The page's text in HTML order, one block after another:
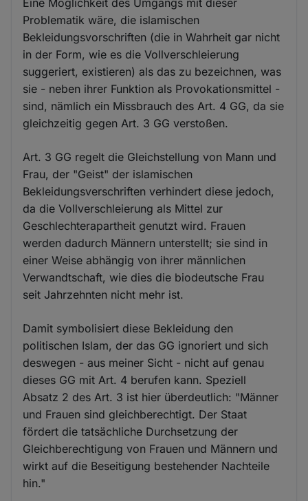
Eine Möglichkeit des Umgangs mit dieser
Problematik wäre, die islamischen
Bekleidungsvorschriften (die in Wahrheit gar nicht
in der Form, wie es die Vollverschleierung
suggeriert, existieren) als das zu bezeichnen, was
sie - neben ihrer Funktion als Provokationsmittel -
sind, nämlich ein Missbrauch des Art. 4 GG, da sie
gleichzeitig gegen Art. 3 GG verstoßen.
Art. 3 GG regelt die Gleichstellung von Mann und
Frau, der "Geist" der islamischen
Bekleidungsverschriften verhindert diese jedoch,
da die Vollverschleierung als Mittel zur
Geschlechterapartheit genutzt wird. Frauen
werden dadurch Männern unterstellt; sie sind in
einer Weise abhängig von ihrer männlichen
Verwandtschaft, wie dies die biodeutsche Frau
seit Jahrzehnten nicht mehr ist.
Damit symbolisiert diese Bekleidung den
politischen Islam, der das GG ignoriert und sich
deswegen - aus meiner Sicht - nicht auf genau
dieses GG mit Art. 4 berufen kann. Speziell
Absatz 2 des Art. 3 ist hier überdeutlich: "Männer
und Frauen sind gleichberechtigt. Der Staat
fördert die tatsächliche Durchsetzung der
Gleichberechtigung von Frauen und Männern und
wirkt auf die Beseitigung bestehender Nachteile
hin."